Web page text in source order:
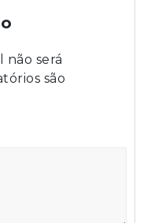
não será
são